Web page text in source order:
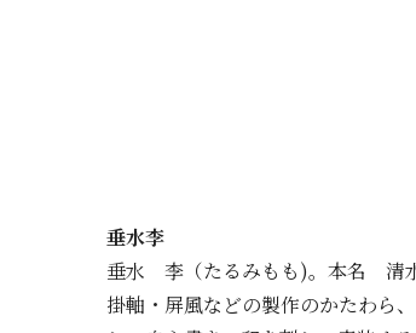
垂水李
垂水 李（たるみもも)。本名 清水
掛軸・屏風などの製作のかたわら